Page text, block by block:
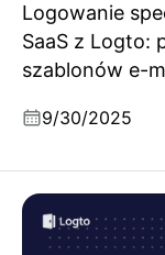
Logowanie
SaaS z Logto:
szablonów e-
tworzenie
9/30/2025
Czym są tokeny